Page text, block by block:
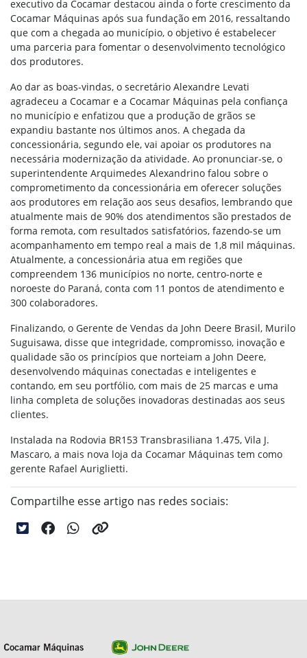
executivo da Cocamar destacou ainda o forte crescimento da
Cocamar Máquinas após sua fundação em 2016, ressaltando
que com a chegada ao município, o objetivo é estabelecer
uma parceria para fomentar o desenvolvimento tecnológico
dos produtores.
Ao dar as boas-vindas, o secretário Alexandre Levati
agradeceu a Cocamar e a Cocamar Máquinas pela confiança
no município e enfatizou que a produção de grãos se
expandiu bastante nos últimos anos. A chegada da
concessionária, segundo ele, vai apoiar os produtores na
necessária modernização da atividade. Ao pronunciar-se, o
superintendente Arquimedes Alexandrino falou sobre o
comprometimento da concessionária em oferecer soluções
aos produtores em relação aos seus desafios, lembrando que
atualmente mais de 90% dos atendimentos são prestados de
forma remota, com resultados satisfatórios, fazendo-se um
acompanhamento em tempo real a mais de 1,8 mil máquinas.
Atualmente, a concessionária atua em regiões que
compreendem 136 municípios no norte, centro-norte e
noroeste do Paraná, conta com 11 pontos de atendimento e
300 colaboradores.
Finalizando, o Gerente de Vendas da John Deere Brasil, Murilo
Suguisawa, disse que integridade, compromisso, inovação e
qualidade são os princípios que norteiam a John Deere,
desenvolvendo máquinas conectadas e inteligentes e
contando, em seu portfólio, com mais de 25 marcas e uma
linha completa de soluções inovadoras destinadas aos seus
clientes.
Instalada na Rodovia BR153 Transbrasiliana 1.475, Vila J.
Mascaro, a mais nova loja da Cocamar Máquinas tem como
gerente Rafael Auriglietti.
Compartilhe esse artigo nas redes sociais: